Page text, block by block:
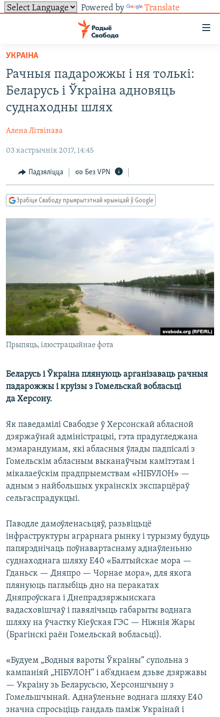
Powered by Translate
ўнівэрсальнага
доступу
Перайсьці
да
галоўнага
зьместу
Перайсьці
да
навігацыі
Перайсьці
пошуку
ЭКАНОМІКА
ВАЙНА
ПАЛІТВЯЗЬНІ
ТОЛЬКІ НА СВАБОДЗЕ
ПАДКАСТЫ
КНІГІ
PREMIUM
СУВЯЗЬ
ПАДКАСТЫ
FACEBOOK
УКРАІНА
Рачныя падарожжы і ня толькі:
Беларусь і Ўкраіна адновяць
суднаходны шлях
Алена Літвінава
03 кастрычнік 2017, 14:45
Падзяліцца Без VPN
Зрабіце Свабоду прыярытэтнай крыніцай ў Google
Прыпяць, ілюстрацыйнае фота
Беларусь і Ўкраіна плянуюць арганізаваць рачныя
падарожжы і круізы з Гомельскай вобласьці
да Херсону.
Як паведамілі Свабодзе ў Херсонскай абласной
дзяржаўнай адміністрацыі, гэта прадугледжана
мэмарандумам, які абласныя ўлады падпісалі з
Гомельскім абласным выканаўчым камітэтам і
мікалаеўскім прадпрыемствам «НІБУЛОН» —
адным з найбольшых украінскіх экспарцёраў
сельгаспрадукцыі.
Паводле дамоўленасьцяў, разьвіцьцё
інфраструктуры аграрнага рынку і турызму будуць
папярэднічаць поўнавартаснаму аднаўленьню
суднаходнага шляху Е40 «Балтыйскае мора —
Гданьск — Дняпро — Чорнае мора», для якога
плянуюць паглыбіць дно на перакатах
Дняпроўскага і Днепрадзяржынскага
вадасховішчаў і павялічыць габарыты воднага
шляху на ўчастку Кіеўская ГЭС — Ніжнія Жары
(Брагінскі раён Гомельскай вобласьці).
«Будуем „Водныя вароты Ўкраіны“ супольна з
кампаніяй „НІБУЛОН“ і аб‘яднаем дзьве дзяржавы
— Украіну зь Беларусьсю, Херсоншчыну з
Гомельшчынай. Аднаўленьне воднага шляху Е40
значна спросьціць гандаль паміж Украінай і